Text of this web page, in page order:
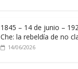
1845 – 14 de junio –
Che: la rebeldía de no
14/06/2026